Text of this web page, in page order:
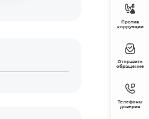
Против
коррупции
Отправить
обращение
Телефоны
доверия